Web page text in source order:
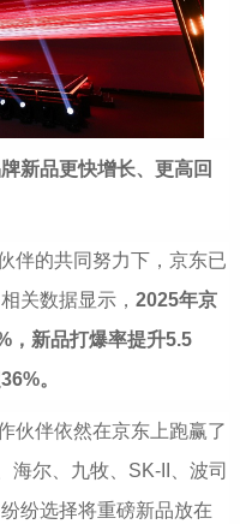
新品更快增长、更高回
伴的共同努力下，京东已
关数据显示， 2025年京
，新品打爆率提升5.5
。
伙伴依然在京东上跑赢了
海尔、九牧、SK-II、波司
纷选择将重磅新品放在